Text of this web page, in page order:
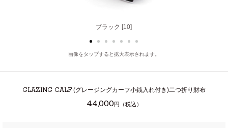
ブラック [10]
ブラウン [50]
画像をタップすると拡大表示されます。
GLAZING CALF (グレージングカーフ小銭入れ付き)二つ折り財布
44,000円（税込）